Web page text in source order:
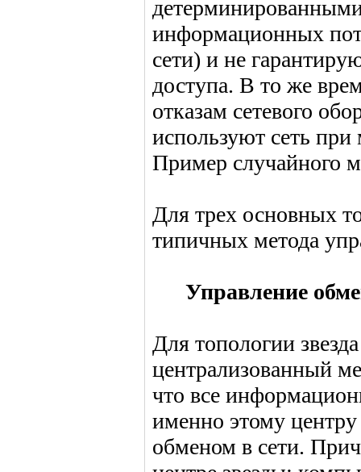
информационных
сети) и не
доступа. В то же
отказам сетевого
используют сеть
Пример случайного
Для трех основных
типичных метода
Управление
Для топологии
централизованный
что все
именно этому
обменом в сети.